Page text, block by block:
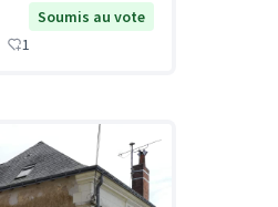
Soumis au vote
1